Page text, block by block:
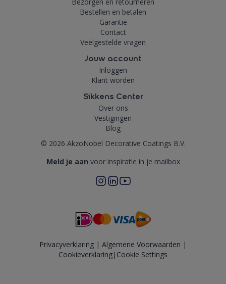
Bestellen en betalen
Garantie
Contact
Veelgestelde vragen
Jouw account
Inloggen
Klant worden
Sikkens Center
Over ons
Vestigingen
Blog
© 2026 AkzoNobel Decorative Coatings B.V.
Meld je aan voor inspiratie in je mailbox
Privacyverklaring | Algemene Voorwaarden |
Cookieverklaring | Cookie Settings